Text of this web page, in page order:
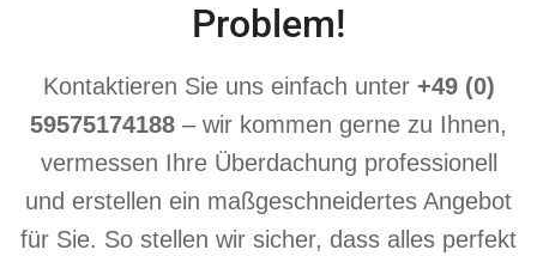
Problem!
Kontaktieren Sie uns einfach unter +49 (0)
59575174188 – wir kommen gerne zu Ihnen,
vermessen Ihre Überdachung professionell
und erstellen ein maßgeschneidertes Angebot
für Sie. So stellen wir sicher, dass alles perfekt